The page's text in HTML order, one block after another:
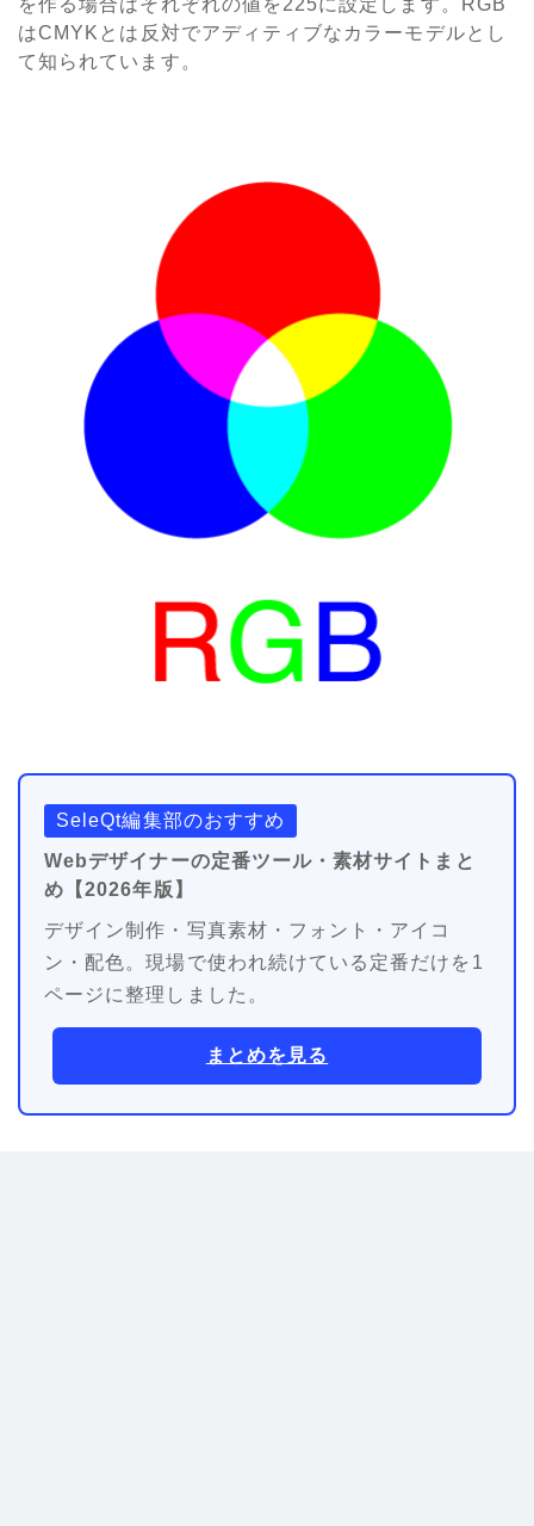
はCMYKとは反対でアディティブなカラーモデルとし
て知られています。
SeleQt編集部のおすすめ
Webデザイナーの定番ツール・素材サイトまと
め【2026年版】
デザイン制作・写真素材・フォント・アイコ
ン・配色。現場で使われ続けている定番だけを1
ページに整理しました。
まとめを見る